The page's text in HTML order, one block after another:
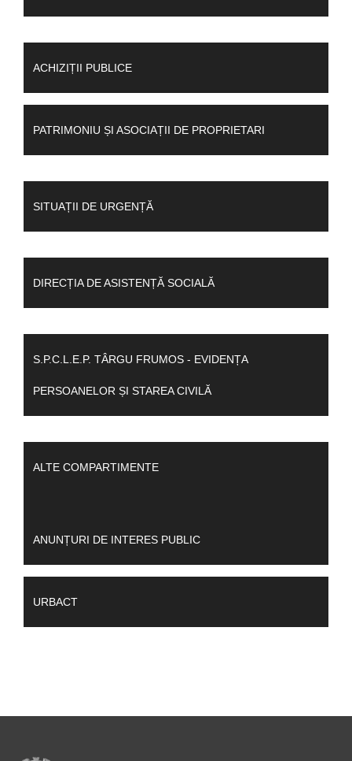
ACHIZIȚII PUBLICE
PATRIMONIU ȘI ASOCIAȚII DE PROPRIETARI
SITUAȚII DE URGENȚĂ
DIRECȚIA DE ASISTENȚĂ SOCIALĂ
S.P.C.L.E.P. TÂRGU FRUMOS - EVIDENȚA
PERSOANELOR ȘI STAREA CIVILĂ
ALTE COMPARTIMENTE
ANUNȚURI DE INTERES PUBLIC
URBACT